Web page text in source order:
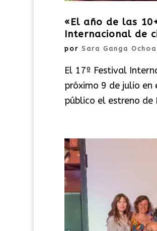
«El año de las
Internacional de
por Sara Ganga Ochoa
El 17º Festival
próximo 9 de julio en
público el estreno